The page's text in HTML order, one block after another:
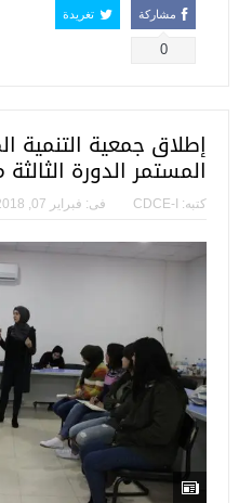
مشاركة
0
تغريدة
إطلاق جمعية التنمية
المستمر الدورة
كتبه: CDCE-I فى: فبراير 07, 2018